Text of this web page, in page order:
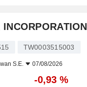
INCORPORATION
TW0003515003
S.E. 07/08/2026
-0,93 %